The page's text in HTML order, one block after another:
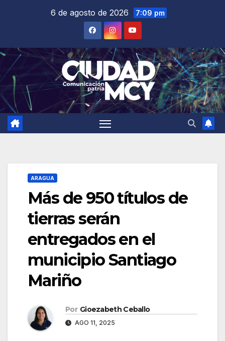
6 de agosto de 2026 7:09 pm
ARAGUA
Más de 950 títulos de
tierras serán
entregados en el
municipio Santiago
Mariño
Por Gioezabeth Ceballo
AGO 11, 2025